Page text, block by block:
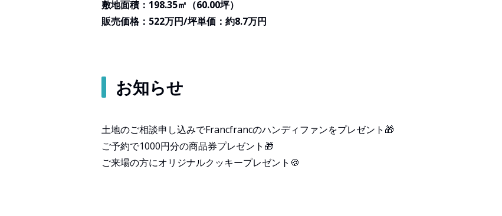
敷地面積：198.35㎡（60.00坪）
販売価格：522万円/坪単価：約8.7万円
お知らせ
土地のご相談申し込みでFrancfrancのハンディファンをプレゼント🎁
ご予約で1000円分の商品券プレゼント🎁
ご来場の方にオリジナルクッキープレゼント🍪